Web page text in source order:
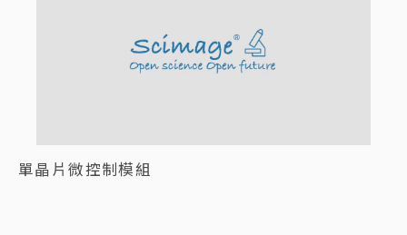
單晶片微控制模組